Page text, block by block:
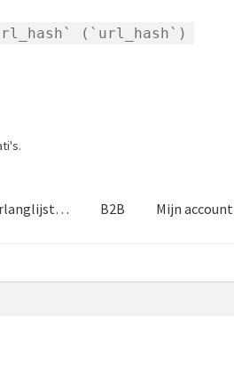
`url_hash` (`url_hash`)
B2B Mijn account